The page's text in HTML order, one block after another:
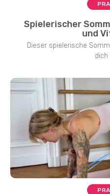
Spielerischer
und
Dieser spielerische
dich